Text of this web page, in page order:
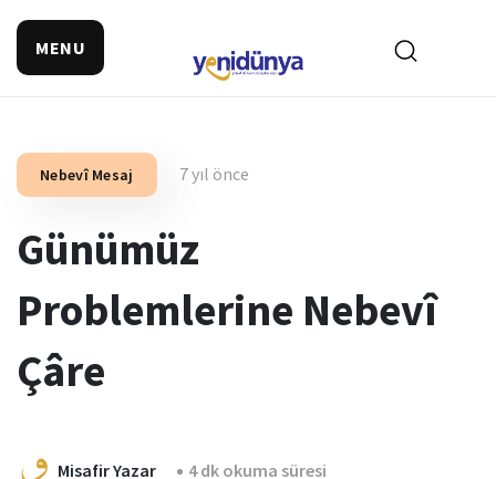
MENU
Nebevî Mesaj 7 yıl önce
Günümüz
Problemlerine Nebevî
Çâre
Misafir Yazar 4 dk okuma süresi